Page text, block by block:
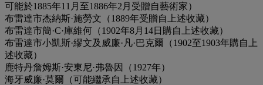
可能於1885年11月至1886年2月受贈自藝術家）
布雷達市杰納斯·施勞文（1889年受贈自上述收藏）
布雷達市簡·C·庫維何（1902年8月14日購自上述收藏）
布雷達市小凱斯·繆文及威廉·凡·巴克爾（1902至1903年購自上
述收藏）
鹿特丹詹姆斯·安東尼·弗魯因（1927年）
海牙威廉·莫爾（可能繼承自上述收藏）